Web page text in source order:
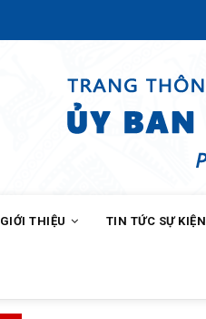
GIỚI THIỆU TIN TỨC SỰ KIỆN